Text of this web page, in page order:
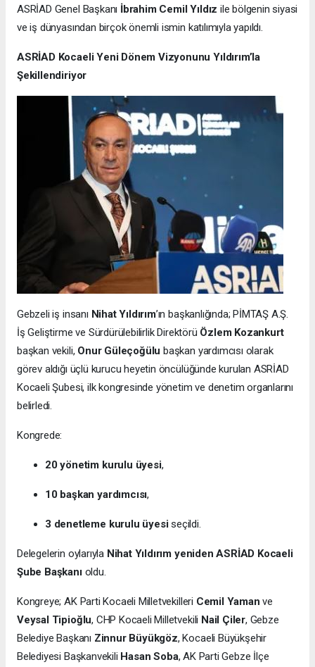
ASRİAD Genel Başkanı İbrahim Cemil Yıldız ile bölgenin siyasi
ve iş dünyasından birçok önemli ismin katılımıyla yapıldı.
ASRİAD Kocaeli Yeni Dönem Vizyonunu Yıldırım’la
Şekillendiriyor
Gebzeli iş insanı Nihat Yıldırım’ın başkanlığında; PİMTAŞ A.Ş.
İş Geliştirme ve Sürdürülebilirlik Direktörü Özlem Kozankurt
başkan vekili, Onur Güleçoğülu başkan yardımcısı olarak
görev aldığı üçlü kurucu heyetin öncülüğünde kurulan ASRİAD
Kocaeli Şubesi, ilk kongresinde yönetim ve denetim organlarını
belirledi.
Kongrede:
20 yönetim kurulu üyesi,
10 başkan yardımcısı,
3 denetleme kurulu üyesiseçildi.
Delegelerin oylarıyla Nihat Yıldırım yeniden ASRİAD Kocaeli
Şube Başkanıoldu.
Kongreye; AK Parti Kocaeli Milletvekilleri Cemil Yaman ve
Veysal Tipioğlu, CHP Kocaeli Milletvekili Nail Çiler, Gebze
Belediye Başkanı Zinnur Büyükgöz, Kocaeli Büyükşehir
Belediyesi Başkanvekili Hasan Soba, AK Parti Gebze İlçe